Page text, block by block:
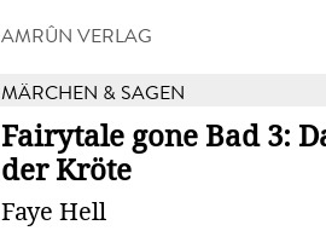
AMRÛN VERLAG
MÄRCHEN & SAGEN
Fairytale gone Bad 3:
der Kröte
Faye Hell